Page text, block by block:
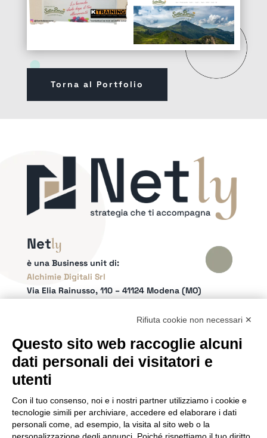
Torna al Portfolio
Netly
è una Business unit di:
Alchimie Digitali Srl
Via Elia Rainusso, 110 – 41124 Modena (MO)
REA Modena 01/02/2005 N. 346879
Email:info@netly.it
PEC:alchimiedigitali@pec.adigitali.it
Sitemap
SEGUICI SUI SOCIAL
Rifiuta cookie non necessari ✕
Questo sito web raccoglie alcuni
dati personali dei visitatori e
utenti
Con il tuo consenso, noi e i nostri partner utilizziamo i cookie e
tecnologie simili per archiviare, accedere ed elaborare i dati
personali come, ad esempio, la visita al sito web o la